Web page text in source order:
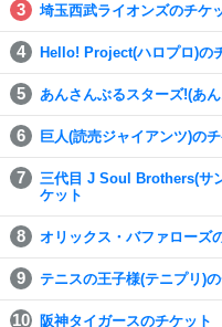
埼玉西武ライオンズのチケ
Hello! Project(ハロプロ)の
あんさんぶるスターズ!(あ
巨人(読売ジャイアンツ)の
三代目 J Soul Brothers(サ
ケット
オリックス・バファローズ
テニスの王子様(テニプリ)
阪神タイガースのチケット